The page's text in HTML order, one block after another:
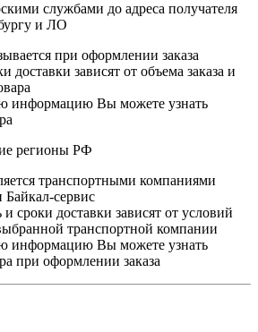
службами до адреса получателя
и ЛО
при оформлении заказа
доставки зависят от объема заказа и
информацию Вы можете узнать
регионы РФ
транспортными компаниями
сервис
сроки доставки зависят от условий
транспортной компании
информацию Вы можете узнать
при оформлении заказа